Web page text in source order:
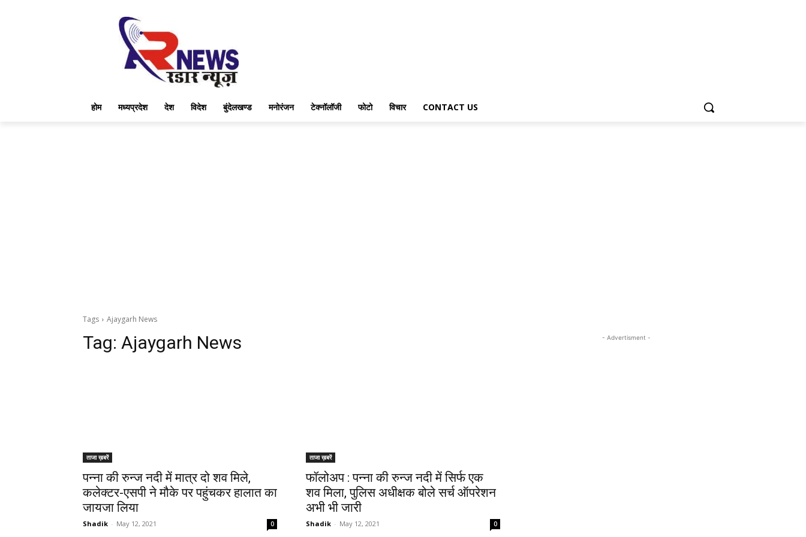
होम मध्यप्रदेश देश विदेश बुंदेलखण्ड मनोरंजन टेक्नॉलॉजी फोटो विचार CONTACT US
Tags Ajaygarh News
Tag: Ajaygarh News
ताजा ख़बरें
पन्ना की रुन्ज नदी में मात्र दो शव मिले,
कलेक्टर-एसपी ने मौके पर पहुंचकर हालात का
जायजा लिया
Shadik - May 12, 2021 0
ताजा ख़बरें
फॉलोअप : पन्ना की रुन्ज नदी में सिर्फ एक
शव मिला, पुलिस अधीक्षक बोले सर्च ऑपरेशन
अभी भी जारी
Shadik - May 12, 2021 0
- Advertisment -